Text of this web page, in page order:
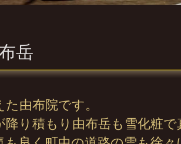
岳
由布院です。
降り積もり由布岳も雪化粧